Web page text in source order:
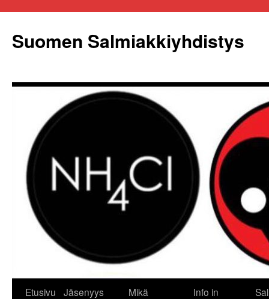
Suomen Salmiakkiyhdistys
Etusivu
Jäsenyys
Mikä
Info in